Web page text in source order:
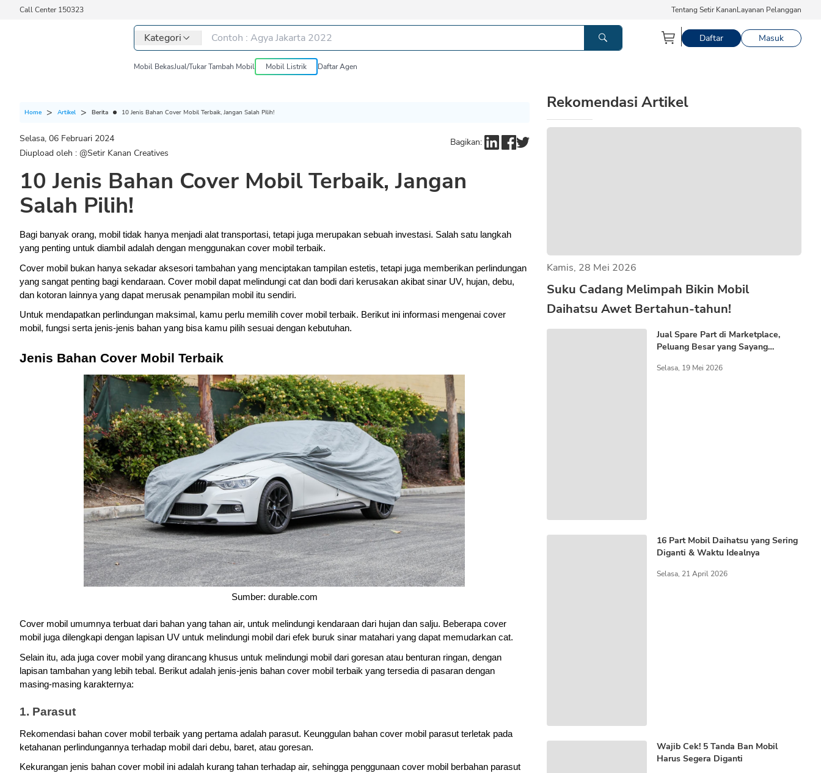
Call Center 150323 Tentang Setir KananLayanan Pelanggan
Kategori Daftar Masuk
Mobil BekasJual/Tukar Tambah Mobil Mobil Listrik Daftar Agen
Home Artikel Berita 10 Jenis Bahan Cover Mobil Terbaik, Jangan Salah Pilih!
Selasa, 06 Februari 2024
Diupload oleh : @Setir Kanan Creatives
Bagikan:
10 Jenis Bahan Cover Mobil Terbaik, Jangan
Salah Pilih!
Bagi banyak orang, mobil tidak hanya menjadi alat transportasi, tetapi juga merupakan sebuah investasi. Salah satu langkah
yang penting untuk diambil adalah dengan menggunakan cover mobil terbaik.
Cover mobil bukan hanya sekadar aksesori tambahan yang menciptakan tampilan estetis, tetapi juga memberikan perlindungan
yang sangat penting bagi kendaraan. Cover mobil dapat melindungi cat dan bodi dari kerusakan akibat sinar UV, hujan, debu,
dan kotoran lainnya yang dapat merusak penampilan mobil itu sendiri.
Untuk mendapatkan perlindungan maksimal, kamu perlu memilih cover mobil terbaik. Berikut ini informasi mengenai cover
mobil, fungsi serta jenis-jenis bahan yang bisa kamu pilih sesuai dengan kebutuhan.
Jenis Bahan Cover Mobil Terbaik
Sumber: durable.com
Cover mobil umumnya terbuat dari bahan yang tahan air, untuk melindungi kendaraan dari hujan dan salju. Beberapa cover
mobil juga dilengkapi dengan lapisan UV untuk melindungi mobil dari efek buruk sinar matahari yang dapat memudarkan cat.
Selain itu, ada juga cover mobil yang dirancang khusus untuk melindungi mobil dari goresan atau benturan ringan, dengan
lapisan tambahan yang lebih tebal. Berikut adalah jenis-jenis bahan cover mobil terbaik yang tersedia di pasaran dengan
masing-masing karakternya:
1. Parasut
Rekomendasi bahan cover mobil terbaik yang pertama adalah parasut. Keunggulan bahan cover mobil parasut terletak pada
ketahanan perlindungannya terhadap mobil dari debu, baret, atau goresan.
Kekurangan jenis bahan cover mobil ini adalah kurang tahan terhadap air, sehingga penggunaan cover mobil berbahan parasut
Rekomendasi Artikel
Kamis, 28 Mei 2026
Suku Cadang Melimpah Bikin Mobil
Daihatsu Awet Bertahun-tahun!
Jual Spare Part di Marketplace,
Peluang Besar yang Sayang
Selasa, 19 Mei 2026
16 Part Mobil Daihatsu yang Sering
Diganti & Waktu Idealnya
Selasa, 21 April 2026
Wajib Cek! 5 Tanda Ban Mobil
Harus Segera Diganti